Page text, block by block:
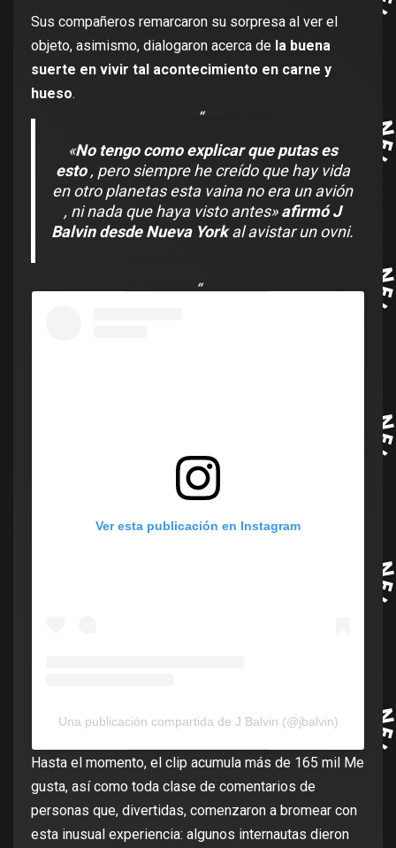
Sus compañeros remarcaron su sorpresa al ver el
objeto, asimismo, dialogaron acerca de la buena
suerte en vivir tal acontecimiento en carne y
hueso.
«No tengo como explicar que putas es
esto, pero siempre he creído que hay vida
en otro planetas esta vaina no era un avión
, ni nada que haya visto antes»afirmó J
Balvin desde Nueva Yorkal avistar un ovni.
Ver esta publicación en Instagram
Una publicación compartida de J Balvin (@jbalvin)
Hasta el momento, el clip acumula más de 165 mil Me
gusta, así como toda clase de comentarios de
personas que, divertidas, comenzaron a bromear con
esta inusual experiencia: algunos internautas dieron